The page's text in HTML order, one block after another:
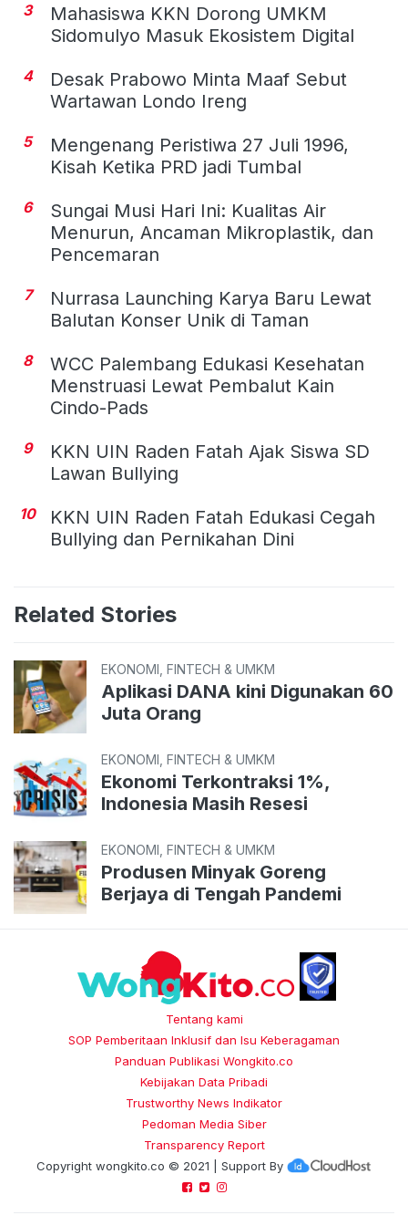
3
Mahasiswa KKN Dorong UMKM
Sidomulyo Masuk Ekosistem Digital
4
Desak Prabowo Minta Maaf Sebut
Wartawan Londo Ireng
5
Mengenang Peristiwa 27 Juli 1996,
Kisah Ketika PRD jadi Tumbal
6
Sungai Musi Hari Ini: Kualitas Air
Menurun, Ancaman Mikroplastik, dan
Pencemaran
7
Nurrasa Launching Karya Baru Lewat
Balutan Konser Unik di Taman
8
WCC Palembang Edukasi Kesehatan
Menstruasi Lewat Pembalut Kain
Cindo-Pads
9
KKN UIN Raden Fatah Ajak Siswa SD
Lawan Bullying
10
KKN UIN Raden Fatah Edukasi Cegah
Bullying dan Pernikahan Dini
Related Stories
EKONOMI, FINTECH & UMKM
Aplikasi DANA kini Digunakan 60
Juta Orang
EKONOMI, FINTECH & UMKM
Ekonomi Terkontraksi 1%,
Indonesia Masih Resesi
EKONOMI, FINTECH & UMKM
Produsen Minyak Goreng
Berjaya di Tengah Pandemi
Tentang kami
SOP Pemberitaan Inklusif dan Isu Keberagaman
Panduan Publikasi Wongkito.co
Kebijakan Data Pribadi
Trustworthy News Indikator
Pedoman Media Siber
Transparency Report
Copyright wongkito.co © 2021 | Support By